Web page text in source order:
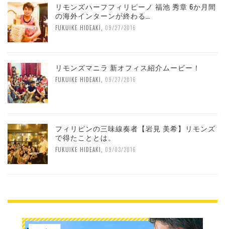
リモンズハーフフィリピーノ 福池 秀章 6か月間
の海外インターンが終わる…
FUKUIKE HIDEAKI 09/27/2016
リモンズマニラ 新オフィス紹介ムービー！
FUKUIKE HIDEAKI 09/27/2016
フィリピンの三味線奏者【岩見 美希】リモンズ
で得たこととは。
FUKUIKE HIDEAKI 09/03/2016